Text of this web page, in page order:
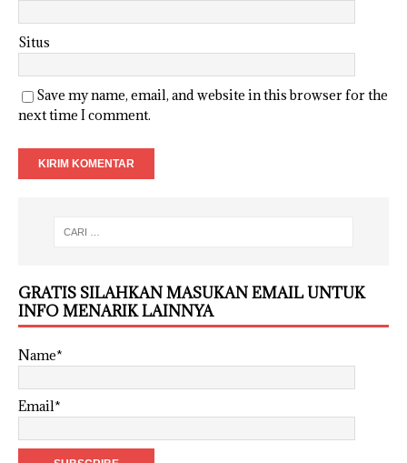
Situs
Save my name, email, and website in this browser for the
next time I comment.
GRATIS SILAHKAN MASUKAN EMAIL UNTUK
INFO MENARIK LAINNYA
Name*
Email*